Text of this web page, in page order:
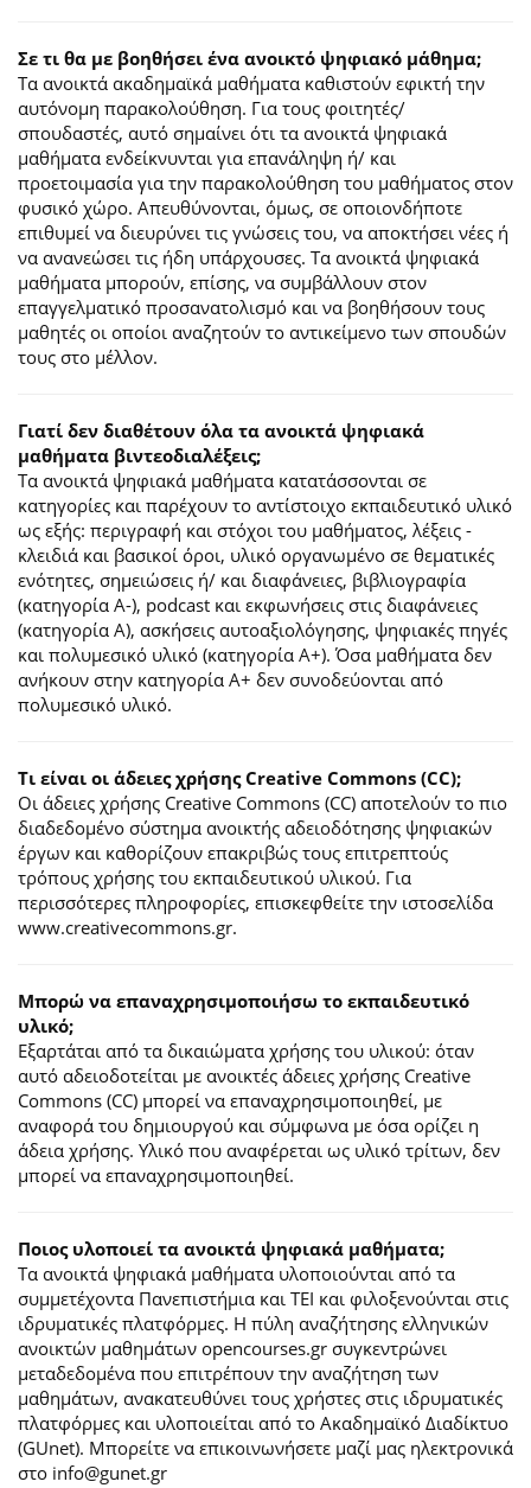
Σε τι θα με βοηθήσει ένα ανοικτό ψηφιακό μάθημα;
Τα ανοικτά ακαδημαϊκά μαθήματα καθιστούν εφικτή την
αυτόνομη παρακολούθηση. Για τους φοιτητές/
σπουδαστές, αυτό σημαίνει ότι τα ανοικτά ψηφιακά
μαθήματα ενδείκνυνται για επανάληψη ή/ και
προετοιμασία για την παρακολούθηση του μαθήματος στον
φυσικό χώρο. Απευθύνονται, όμως, σε οποιονδήποτε
επιθυμεί να διευρύνει τις γνώσεις του, να αποκτήσει νέες ή
να ανανεώσει τις ήδη υπάρχουσες. Τα ανοικτά ψηφιακά
μαθήματα μπορούν, επίσης, να συμβάλλουν στον
επαγγελματικό προσανατολισμό και να βοηθήσουν τους
μαθητές οι οποίοι αναζητούν το αντικείμενο των σπουδών
τους στο μέλλον.
Γιατί δεν διαθέτουν όλα τα ανοικτά ψηφιακά
μαθήματα βιντεοδιαλέξεις;
Τα ανοικτά ψηφιακά μαθήματα κατατάσσονται σε
κατηγορίες και παρέχουν το αντίστοιχο εκπαιδευτικό υλικό
ως εξής: περιγραφή και στόχοι του μαθήματος, λέξεις -
κλειδιά και βασικοί όροι, υλικό οργανωμένο σε θεματικές
ενότητες, σημειώσεις ή/ και διαφάνειες, βιβλιογραφία
(κατηγορία Α-), podcast και εκφωνήσεις στις διαφάνειες
(κατηγορία Α), ασκήσεις αυτοαξιολόγησης, ψηφιακές πηγές
και πολυμεσικό υλικό (κατηγορία Α+). Όσα μαθήματα δεν
ανήκουν στην κατηγορία Α+ δεν συνοδεύονται από
πολυμεσικό υλικό.
Τι είναι οι άδειες χρήσης Creative Commons (CC);
Οι άδειες χρήσης Creative Commons (CC) αποτελούν το πιο
διαδεδομένο σύστημα ανοικτής αδειοδότησης ψηφιακών
έργων και καθορίζουν επακριβώς τους επιτρεπτούς
τρόπους χρήσης του εκπαιδευτικού υλικού. Για
περισσότερες πληροφορίες, επισκεφθείτε την ιστοσελίδα
www.creativecommons.gr.
Mπορώ να επαναχρησιμοποιήσω το εκπαιδευτικό
υλικό;
Εξαρτάται από τα δικαιώματα χρήσης του υλικού: όταν
αυτό αδειοδοτείται με ανοικτές άδειες χρήσης Creative
Commons (CC) μπορεί να επαναχρησιμοποιηθεί, με
αναφορά του δημιουργού και σύμφωνα με όσα ορίζει η
άδεια χρήσης. Υλικό που αναφέρεται ως υλικό τρίτων, δεν
μπορεί να επαναχρησιμοποιηθεί.
Ποιος υλοποιεί τα ανοικτά ψηφιακά μαθήματα;
Τα ανοικτά ψηφιακά μαθήματα υλοποιούνται από τα
συμμετέχοντα Πανεπιστήμια και ΤΕΙ και φιλοξενούνται στις
ιδρυματικές πλατφόρμες. H πύλη αναζήτησης ελληνικών
ανοικτών μαθημάτων opencourses.gr συγκεντρώνει
μεταδεδομένα που επιτρέπουν την αναζήτηση των
μαθημάτων, ανακατευθύνει τους χρήστες στις ιδρυματικές
πλατφόρμες και υλοποιείται από το Ακαδημαϊκό Διαδίκτυο
(GUnet). Μπορείτε να επικοινωνήσετε μαζί μας ηλεκτρονικά
στο info@gunet.gr